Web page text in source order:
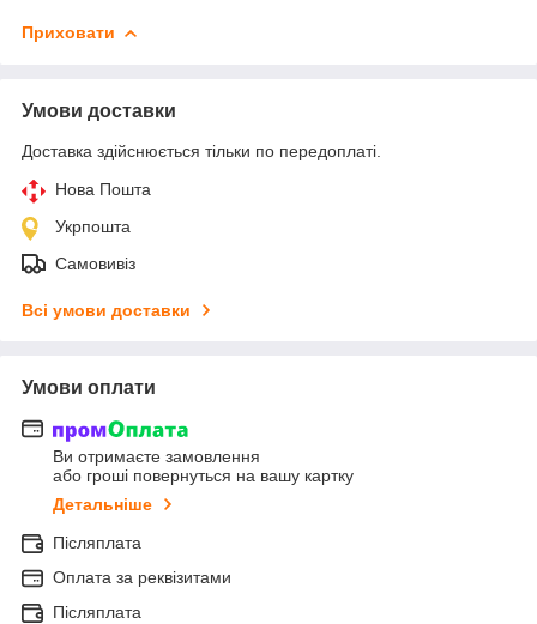
Приховати
Умови доставки
Доставка здійснюється тільки по передоплаті.
Нова Пошта
Укрпошта
Самовивіз
Всі умови доставки
Умови оплати
Ви отримаєте замовлення
або гроші повернуться на вашу картку
Детальніше
Післяплата
Оплата за реквізитами
Післяплата